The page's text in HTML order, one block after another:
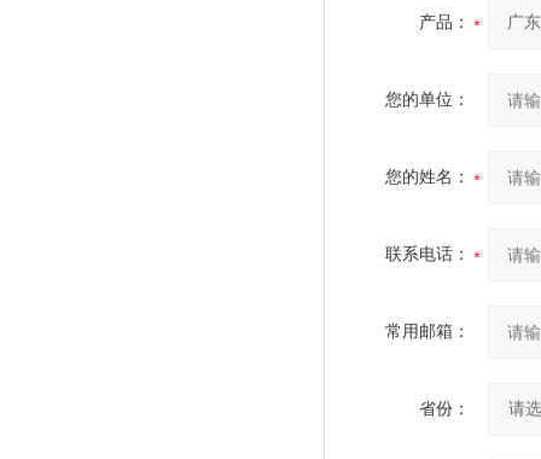
产品：
您的单位：
您的姓名：
联系电话：
常用邮箱：
省份：